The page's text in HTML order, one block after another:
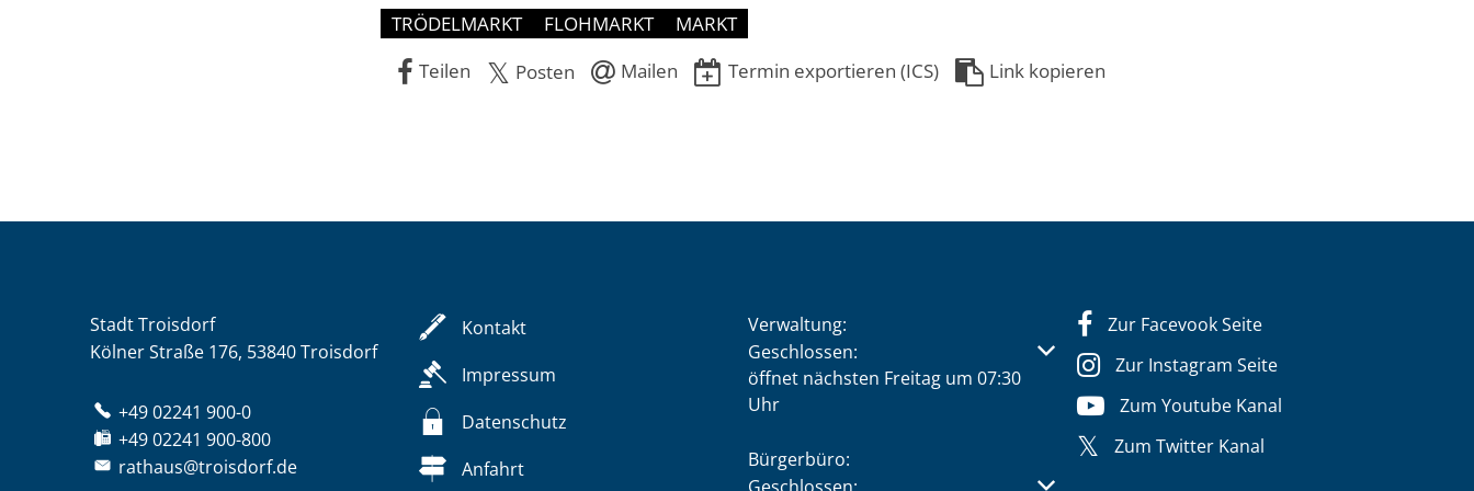
TRÖDELMARKT
FLOHMARKT
MARKT
Teilen
Posten Mailen Termin exportieren (ICS) Link kopieren
Stadt Troisdorf
Kölner Straße 176, 53840 Troisdorf
+49 02241 900-0
+49 02241 900-800
rathaus@troisdorf.de
Kontakt
Impressum
Datenschutz
Anfahrt
Verwaltung:
Klicken, um weitere Öffnungs- oder Schließzeiten auszublenden
Geschlossen:
öffnet nächsten Freitag um 07:30
Uhr
Bürgerbüro:
Klicken, um weitere Öffnungs- oder Schließzeiten auszublenden
Geschlossen:
Zur Facevook Seite
Zur Instagram Seite
Zum Youtube Kanal
Zum Twitter Kanal